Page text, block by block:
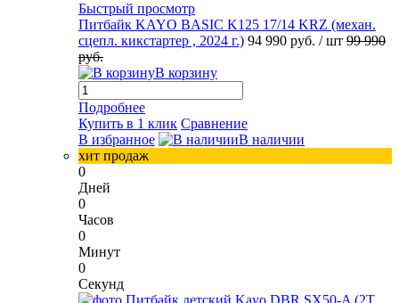
Быстрый просмотр
Питбайк KAYO BASIC K125 17/14 KRZ (механ.
сцепл. кикстартер , 2024 г.) 94 990 руб. / шт 99 990
руб.
В корзину
Подробнее
Купить в 1 клик Сравнение
В избранное
В наличии
хит продаж
0
Дней
0
Часов
0
Минут
0
Секунд